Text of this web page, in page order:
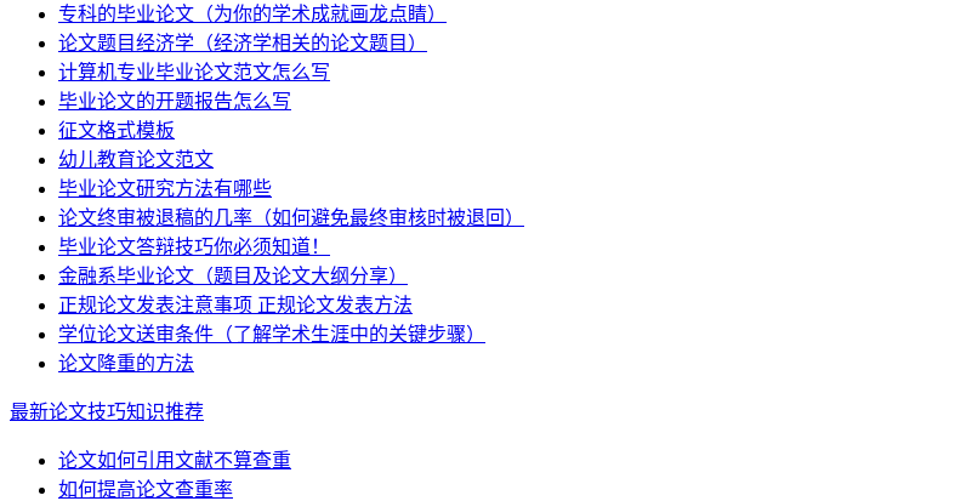
专科的毕业论文（为你的学术成就画龙点睛）
论文题目经济学（经济学相关的论文题目）
计算机专业毕业论文范文怎么写
毕业论文的开题报告怎么写
征文格式模板
幼儿教育论文范文
毕业论文研究方法有哪些
论文终审被退稿的几率（如何避免最终审核时被退回）
毕业论文答辩技巧你必须知道！
金融系毕业论文（题目及论文大纲分享）
正规论文发表注意事项 正规论文发表方法
学位论文送审条件（了解学术生涯中的关键步骤）
论文降重的方法
最新论文技巧知识推荐
论文如何引用文献不算查重
如何提高论文查重率